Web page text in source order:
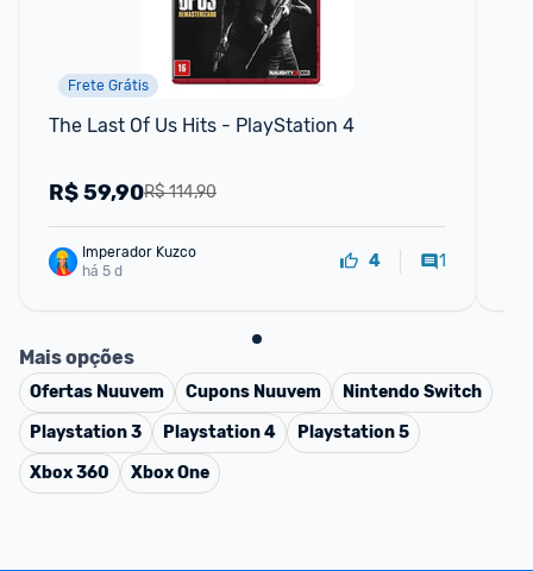
Frete Grátis
The Last Of Us Hits - PlayStation 4
R$ 114,90
R$59,90
Imperador Kuzco
há 5 d
4 1
Mais opções
Ofertas Nuuvem Cupons Nuuvem
Nintendo Switch
Playstation 3
Playstation 4
Playstation 5
Xbox 360
Xbox One